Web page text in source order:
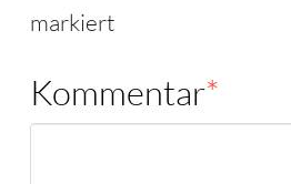
markiert
Kommentar*